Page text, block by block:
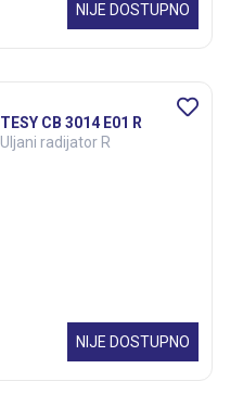
NIJE DOSTUPNO
TESY CB 3014 E01 R
Uljani radijator R
NIJE DOSTUPNO